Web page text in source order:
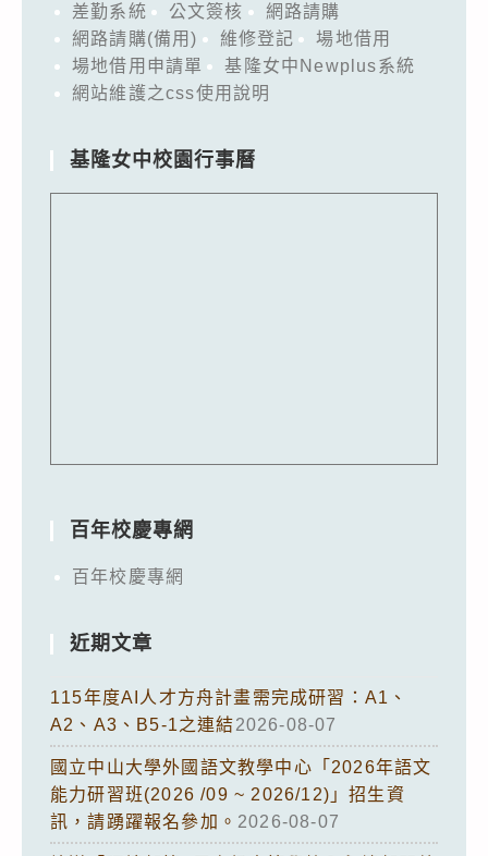
差勤系統 公文簽核
網路請購
網路請購(備用)
維修登記
場地借用
場地借用申請單
基隆女中Newplus系統
網站維護之css使用說明
基隆女中校園行事曆
百年校慶專網
百年校慶專網
近期文章
115年度AI人才方舟計畫需完成研習：A1、
A2、A3、B5-1之連結2026-08-07
國立中山大學外國語文教學中心「2026年語文
能力研習班(2026 /09 ~ 2026/12)」招生資
訊，請踴躍報名參加。 2026-08-07